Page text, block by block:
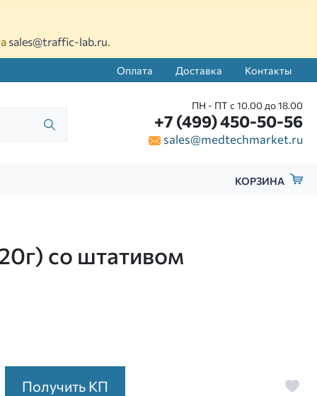
sales@traffic-lab.ru.
Оплата Доставка Контакты
ПН - ПТ с 10.00 до 18.00
+7 (499) 450-50-56
sales@medtechmarket.ru
КОРЗИНА
со штативом
Получить КП